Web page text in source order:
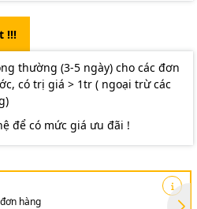
!!!
thường (3-5 ngày) cho các đơn
có trị giá > 1tr ( ngoại trừ các
để có mức giá ưu đãi !
hàng